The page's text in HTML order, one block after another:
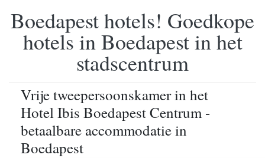
Boedapest hotels! Goedkope
hotels in Boedapest in het
stadscentrum
Vrije tweepersoonskamer in het
Hotel Ibis Boedapest Centrum -
betaalbare accommodatie in
Boedapest